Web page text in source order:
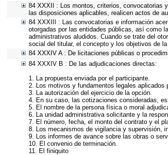
84 XXXII : Los montos, criterios, convocatorias
las disposiciones aplicables, realicen actos de
84 XXXIII : Las convocatorias e información
otorgadas por las entidades públicas, así como
administrativos aludidos. Cuando se trate del
social del titular, el concepto y los objetivos de
84 XXXIV A : De licitaciones públicas o
84 XXXIV B : De las adjudicaciones directas:
1. La propuesta enviada por el participante.
2. Los motivos y fundamentos legales aplicados
3. La autorización del ejercicio de la opción.
4. En su caso, las cotizaciones consideradas,
5. El nombre de la persona física o moral
6. La unidad administrativa solicitante y la
7. El número, fecha, el monto del contrato y el
8. Los mecanismos de vigilancia y supervisión,
9. Los informes de avance sobre las obras o
10. El convenio de terminación.
11. El finiquito